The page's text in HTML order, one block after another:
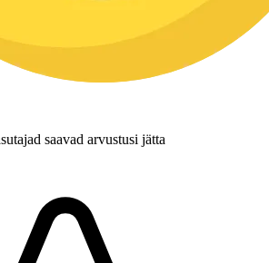
saavad arvustusi jätta